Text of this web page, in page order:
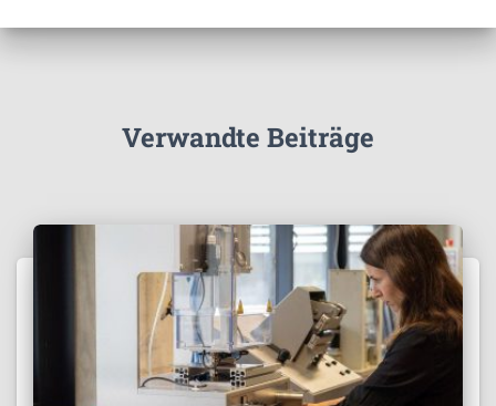
Verwandte Beiträge